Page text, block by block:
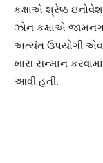
કક્ષાએ શ્રેષ્ઠ
ઝોન કક્ષાએ
અત્યંત ઉપયોગી
ખાસ સન્માન
આવી હતી.